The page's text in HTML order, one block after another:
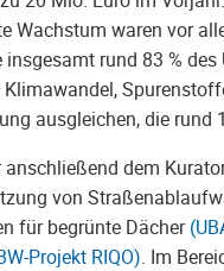
Wachstum waren vor
rund 83 %
ausgleichen, die rund
dem
von
für begrünte Dächer
Projekt RIQO). Im